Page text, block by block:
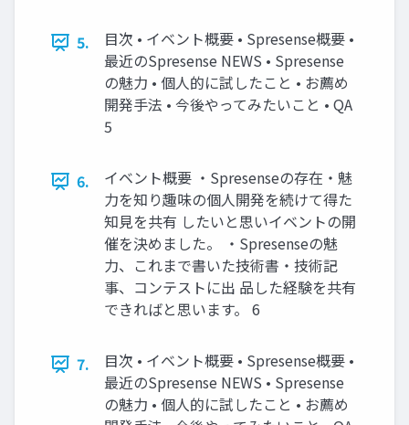
5.
目次 • イベント概要 • Spresense概要 •
最近のSpresense NEWS • Spresense
の魅力 • 個人的に試したこと • お薦め
開発手法 • 今後やってみたいこと • QA
5
6.
イベント概要 ・Spresenseの存在・魅
力を知り趣味の個人開発を続けて得た
知見を共有 したいと思いイベントの開
催を決めました。 ・Spresenseの魅
力、これまで書いた技術書・技術記
事、コンテストに出 品した経験を共有
できればと思います。 6
7.
目次 • イベント概要 • Spresense概要 •
最近のSpresense NEWS • Spresense
の魅力 • 個人的に試したこと • お薦め